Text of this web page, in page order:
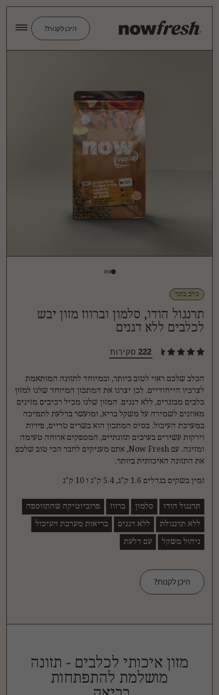
העיקרי
היכן לקנות?
Image 1 of 3
כלב בוגר
תרנגול הודו, סלמון וברווז מזון יבש
לכלבים ללא דגנים
222 סקירות
הכלב שלכם ראוי לטוב ביותר, ובמיוחד לתזונה המותאמת
לצרכיו הייחודיים. לכן יצרנו את המתכון המיוחד שלנו למזון
כלבים מבוגרים, ללא דגנים. המזון שלנו מכיל רכיבים מזינים
מאוזנים לשמירה על משקל בריא, ומועשר בדלעת לתמיכה
במערכת העיכול. בסיס המתכון הוא בשרים טריים, פירות
וירקות עשירים בערכים תזונתיים, המספקים ארוחה טעימה
ומזינה. עם Now Fresh, אתם מעניקים לחבר הכי טוב שלכם
את התזונה האיכותית ביותר.
זמין בשקים בגדלים 1.6 ק"ג, 5.4 ק"ג ו 10 ק"ג
תרנגול הודו סלמון ברווז
פרוביוטיקה שהתווספה
ללא תרנגולת
ללא דגנים
בריאות מערכת העיכול
ניהול משקל
עם דלעת
היכן לקנות?
מזון איכותי לכלבים - תזונה
מושלמת להתפתחות